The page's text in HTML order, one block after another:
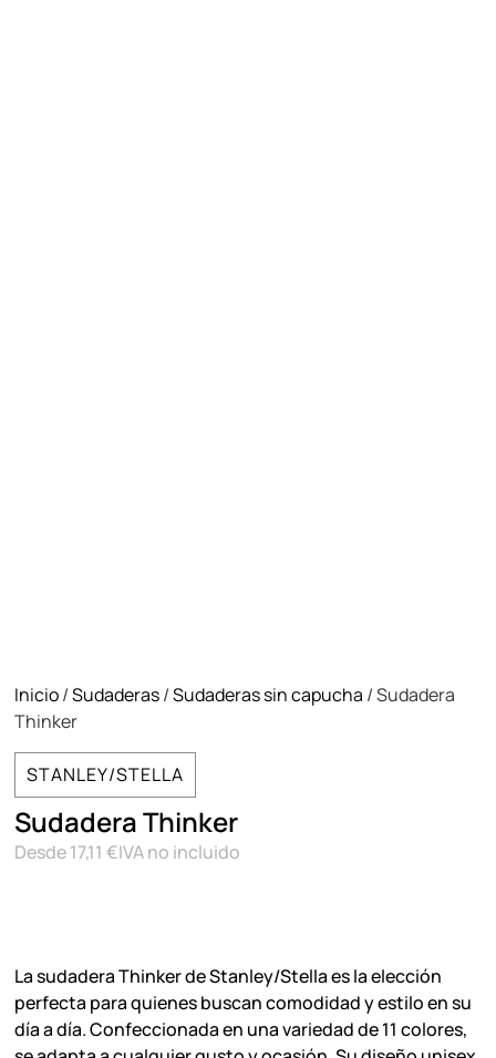
Inicio/Sudaderas/Sudaderas sin capucha / Sudadera
Thinker
STANLEY/STELLA
Sudadera Thinker
Desde17,11€IVA no incluido
La sudadera Thinker de Stanley/Stella es la elección
perfecta para quienes buscan comodidad y estilo en su
día a día. Confeccionada en una variedad de 11 colores,